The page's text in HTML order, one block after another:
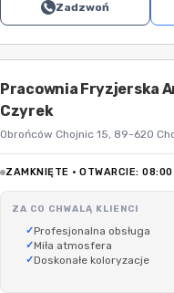
Zadzwoń
Pracownia Fryzjerska
Czyrek
Obrońców Chojnic 15, 89-620
ZAMKNIĘTE · OTWARCIE: 08:00
ZA CO CHWALĄ KLIENCI
Profesjonalna obsługa
Miła atmosfera
Doskonałe koloryzacje